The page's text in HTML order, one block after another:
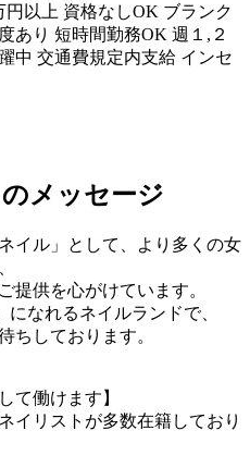
円以上 資格なしOK ブランク
あり 短時間勤務OK 週１,２
中 交通費規定内支給 インセ
メッセージ
イル」として、より多くの女
提供を心がけています。
なれるネイルランドで、
ちしております。
て働けます】
イリストが多数在籍しており